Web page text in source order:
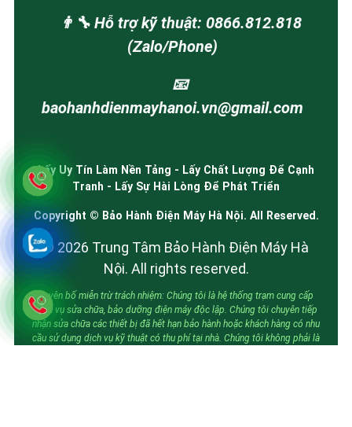
👨‍🔧 Hỗ trợ kỹ thuật: 0866.812.818
(Zalo/Phone)
📧
baohanhdienmayhanoi.vn@gmail.com
Lấy Uy Tín Làm Nền Tảng - Lấy Chất Lượng Để Cạnh
Tranh - Lấy Sự Hài Lòng Để Phát Triển
Copyright © Bảo Hành Điện Máy Hà Nội. All Reserved.
© 2026 Trung Tâm Bảo Hành Điện Máy Hà
Nội. All rights reserved.
Tuyên bố miễn trừ trách nhiệm: Chúng tôi là hệ thống trạm cung cấp
dịch vụ sửa chữa, bảo dưỡng điện máy độc lập. Chúng tôi chuyên tiếp
nhận sửa chữa các thiết bị đã hết hạn bảo hành hoặc khách hàng có nhu
cầu sử dụng dịch vụ kỹ thuật có thu phí tại nhà. Chúng tôi không phải là